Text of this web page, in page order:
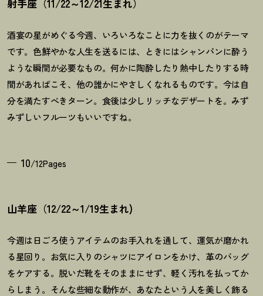
射手座（11/22～12/21生まれ）
酒宴の星がめぐる今週、いろいろなことに力を抜くのがテーマ
です。色鮮やかな人生を送るには、ときにはシャンパンに酔う
ような瞬間が必要なもの。何かに陶酔したり熱中したりする時
間があればこそ、他の誰かにやさしくなれるものです。今は自
分を満たすべきターン。食後は少しリッチなデザートを。みず
みずしいフルーツもいいですね。
10/12Pages
山羊座（12/22～1/19生まれ)
今週は日ごろ使うアイテムのお手入れを通して、運気が磨かれ
る星回り。お気に入りのシャツにアイロンをかけ、革のバッグ
をケアする。脱いだ靴をそのままにせず、軽く汚れを払ってか
らしまう。そんな些細な動作が、あなたという人を美しく飾る